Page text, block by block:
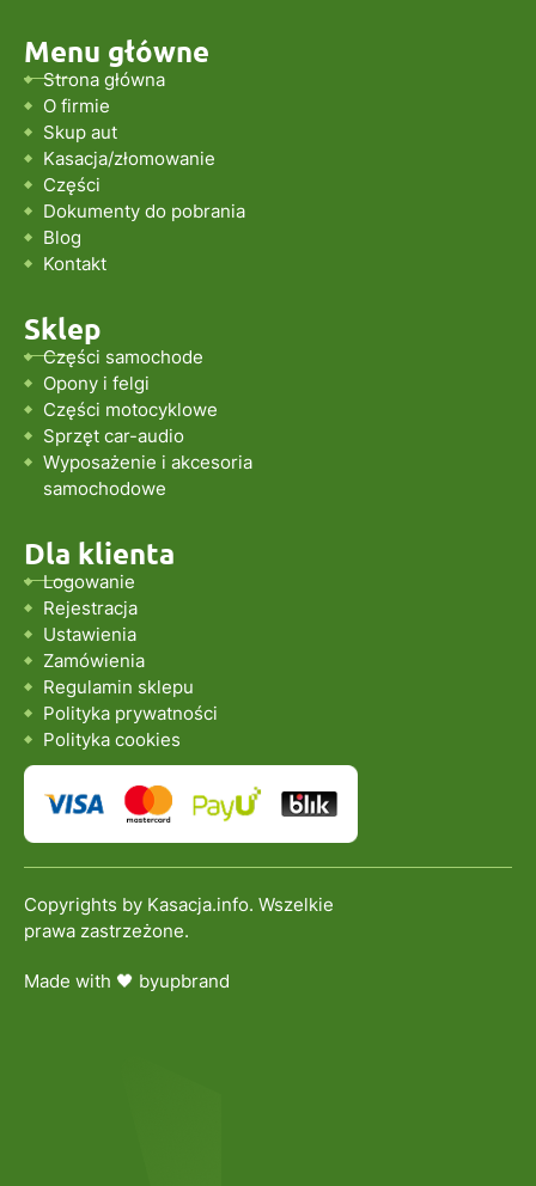
Menu główne
Strona główna
O firmie
Skup aut
Kasacja/złomowanie
Części
Dokumenty do pobrania
Blog
Kontakt
Sklep
Części samochode
Opony i felgi
Części motocyklowe
Sprzęt car-audio
Wyposażenie i akcesoria
samochodowe
Dla klienta
Logowanie
Rejestracja
Ustawienia
Zamówienia
Regulamin sklepu
Polityka prywatności
Polityka cookies
Copyrights by Kasacja.info. Wszelkie
prawa zastrzeżone.
Made with 🖤 byupbrand